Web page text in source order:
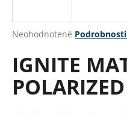
Priemerné
produktu
0,0
Neohodnotené
IGNITE
POLARIZED
j
ť
?